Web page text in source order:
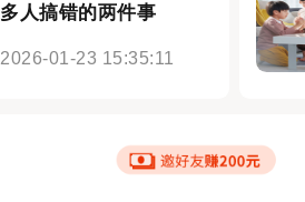
多人搞错的两件事
2026-01-23 15:35:11